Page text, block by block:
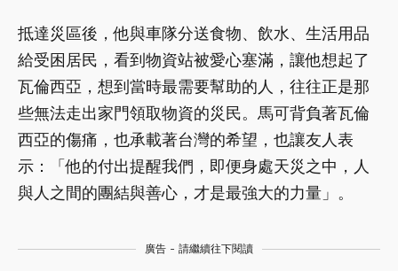
抵達災區後，他與車隊分送食物、飲水、生活用品
給受困居民，看到物資站被愛心塞滿，讓他想起了
瓦倫西亞，想到當時最需要幫助的人，往往正是那
些無法走出家門領取物資的災民。馬可背負著瓦倫
西亞的傷痛，也承載著台灣的希望，也讓友人表
示：「他的付出提醒我們，即便身處天災之中，人
與人之間的團結與善心，才是最強大的力量」。
廣告 - 請繼續往下閱讀